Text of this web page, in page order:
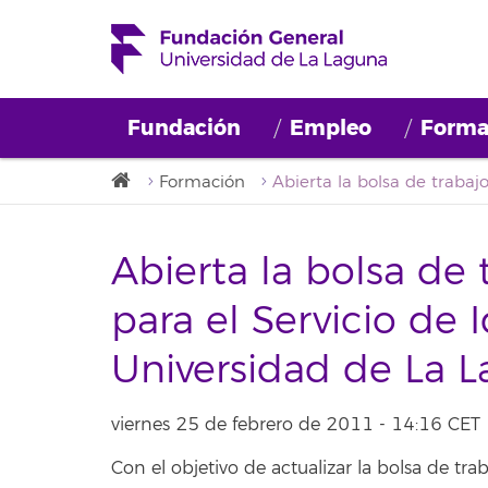
Fundación Empleo
Formación
Abierta la bolsa de
para el Servicio de
Universidad de La
viernes 25 de febrero de 2011 - 14:16 CET
Con el objetivo de actualizar la bolsa de